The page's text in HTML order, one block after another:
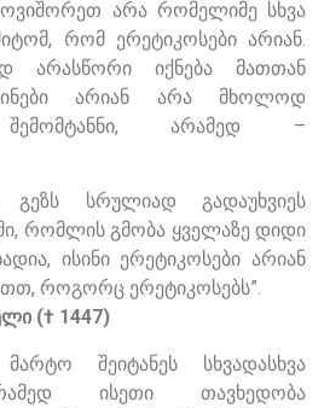
არა რომელიმე სხვა
რომ ერეტიკოსები არიან.
არასწორი იქნება მათთან
არიან არა მხოლოდ
შემომტანნი, არამედ –
გეზს სრულიად გადაუხვიეს
რომლის გმობა ყველაზე დიდი
ისინი ერეტიკოსები არიან
როგორც ერეტიკოსებს”.
(† 1447)
შეიტანეს სხვადასხვა
ისეთი თავხედობა